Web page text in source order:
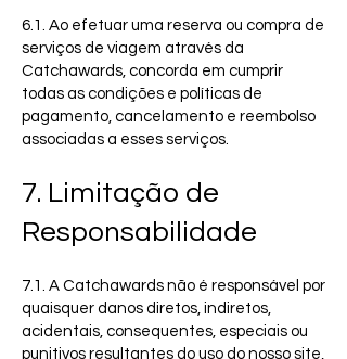
6.1. Ao efetuar uma reserva ou compra de
serviços de viagem através da
Catchawards, concorda em cumprir
todas as condições e políticas de
pagamento, cancelamento e reembolso
associadas a esses serviços.
7. Limitação de
Responsabilidade
7.1. A Catchawards não é responsável por
quaisquer danos diretos, indiretos,
acidentais, consequentes, especiais ou
punitivos resultantes do uso do nosso site,